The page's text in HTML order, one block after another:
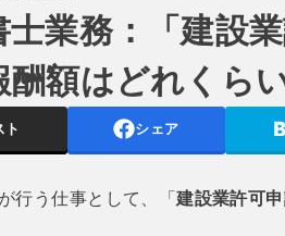
士業務：「建設
酬額はどれくら
ト シェア
行う仕事として、「建設業許可